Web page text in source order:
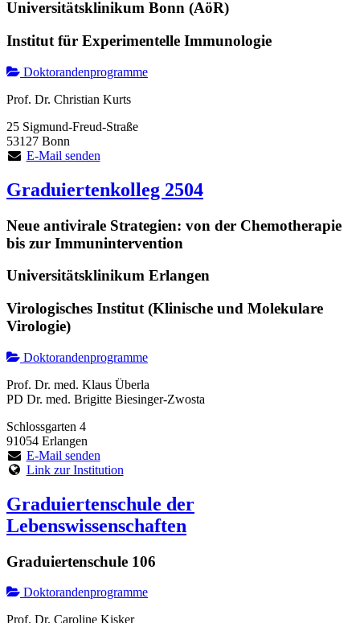
Universitätsklinikum Bonn (AöR)
Institut für Experimentelle Immunologie
Doktorandenprogramme
Prof. Dr. Christian Kurts
25 Sigmund-Freud-Straße
53127 Bonn
E-Mail senden
Graduiertenkolleg 2504
Neue antivirale Strategien: von der Chemotherapie
bis zur Immunintervention
Universitätsklinikum Erlangen
Virologisches Institut (Klinische und Molekulare
Virologie)
Doktorandenprogramme
Prof. Dr. med. Klaus Überla
PD Dr. med. Brigitte Biesinger-Zwosta
Schlossgarten 4
91054 Erlangen
E-Mail senden
Link zur Institution
Graduiertenschule der
Lebenswissenschaften
Graduiertenschule 106
Doktorandenprogramme
Prof. Dr. Caroline Kisker